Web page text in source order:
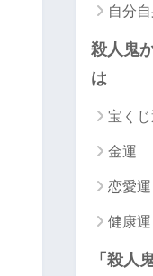
自分
殺人鬼
は
宝く
金運
恋愛運
健康運
「殺人